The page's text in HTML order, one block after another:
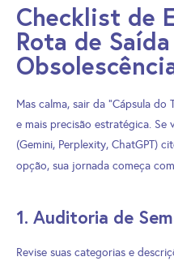
Checklist de
Rota de
Mas calma, sair da “Cápsula
e mais precisão estratégica. Se
(Gemini, Perplexity, ChatGPT)
opção, sua jornada começa
1. Auditoria de
Revise suas categorias e